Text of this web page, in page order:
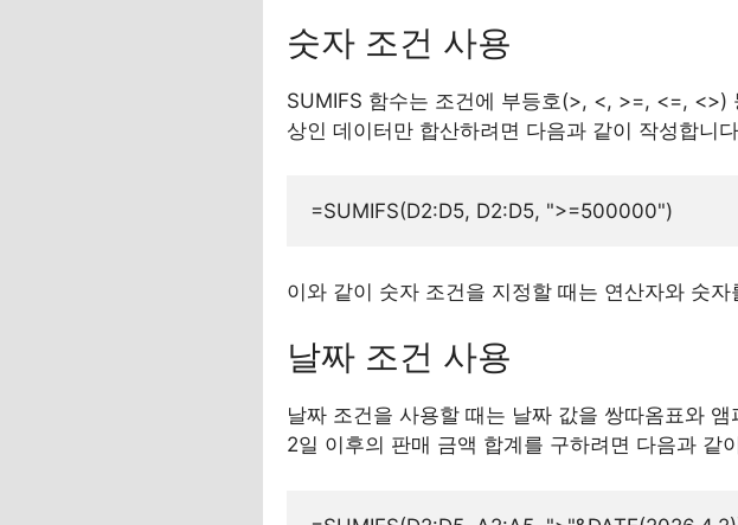
숫자 조건 사용
SUMIFS 함수는 조건에 부등호(>, <, >=, <=,
상인 데이터만 합산하려면 다음과 같이 작성합니
이와 같이 숫자 조건을 지정할 때는 연산자와 숫
날짜 조건 사용
날짜 조건을 사용할 때는 날짜 값을 쌍따옴표와
2일 이후의 판매 금액 합계를 구하려면 다음과 같